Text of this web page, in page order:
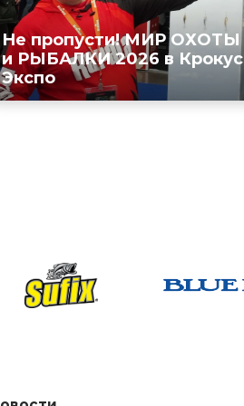
Не пропусти! МИР ОХОТЫ
и РЫБАЛКИ 2026 в Крокус
Экспо